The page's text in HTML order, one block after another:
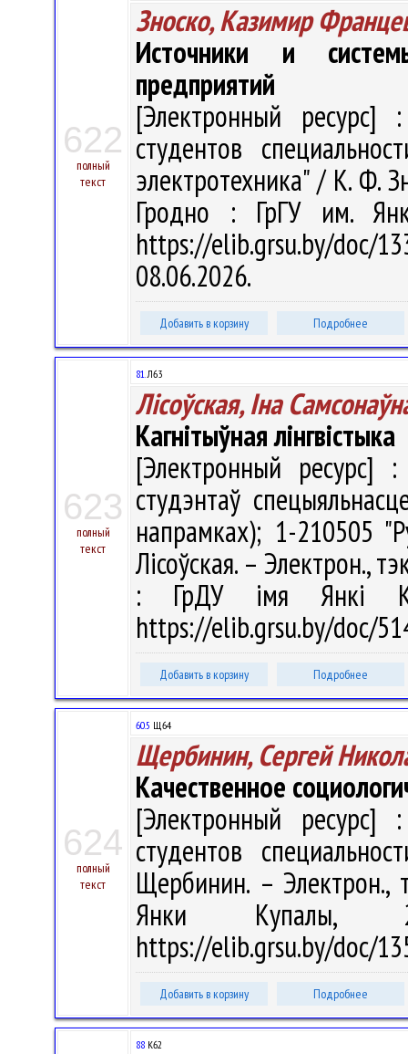
622
полный
текст
Зноско, Казимир
Источники и
предприятий
[Электронный ресурс]
студентов
электротехника" / К. Ф.
Гродно : ГрГУ им.
https://elib.grsu.by/doc/
08.06.2026.
Добавить в корзину Подробнее
623
полный
текст
81.Л63
Лісоўская, Іна
Кагнітыўная лінгвістыка
[Электронный ресурс] :
студэнтаў
напрамках); 1-210505
Лісоўская. – Электрон.,
: ГрДУ імя Янкі
https://elib.grsu.by/doc/
Добавить в корзину Подробнее
624
полный
текст
60.5 Щ64
Щербинин, Сергей
Качественное
[Электронный ресурс]
студентов
Щербинин. – Электрон.,
Янки Купалы,
https://elib.grsu.by/doc/
Добавить в корзину Подробнее
88 К62